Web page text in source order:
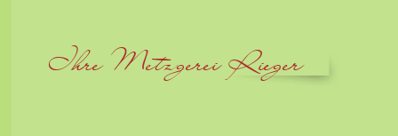
Ihre Metzgerei Rieger